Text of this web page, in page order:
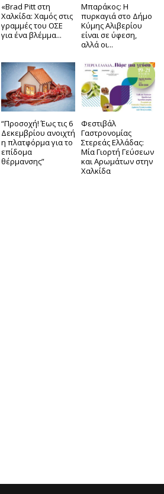
«Brad Pitt στη
Χαλκίδα: Χαμός στις
γραμμές του ΟΣΕ
για ένα βλέμμα...
Μπαράκος: Η
πυρκαγιά στο Δήμο
Κύμης Αλιβερίου
είναι σε ύφεση,
αλλά οι...
“Προσοχή! Έως τις 6
Δεκεμβρίου ανοιχτή
η πλατφόρμα για το
επίδομα
θέρμανσης”
Φεστιβάλ
Γαστρονομίας
Στερεάς Ελλάδας:
Μία Γιορτή Γεύσεων
και Αρωμάτων στην
Χαλκίδα